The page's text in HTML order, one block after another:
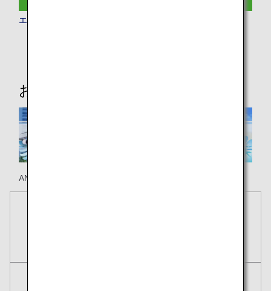
エコノミークラス
おススメ情報
ANAのホノルル線で楽しい旅の思い出を！